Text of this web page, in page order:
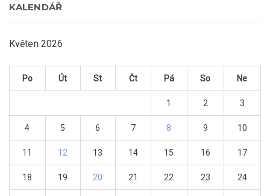
KALENDÁŘ
Květen 2026
Po Út St Čt Pá So Ne
1 2 3
4 5 6 7 8 9 10
11 12 13 14 15 16 17
18 19 20 21 22 23 24